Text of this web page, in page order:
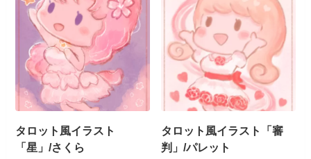
タロット風イラスト
「星」/さくら
タロット風イラスト「審
判」/パレット